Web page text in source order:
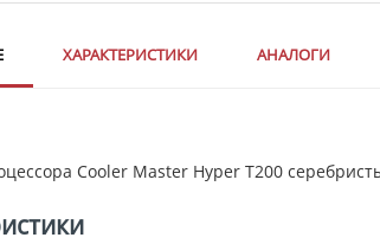
ХАРАКТЕРИСТИКИ АНАЛОГИ
Cooler Master Hyper T200